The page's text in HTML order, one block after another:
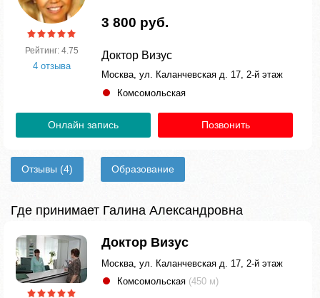
Рейтинг: 4.75
4 отзыва
3 800 руб.
Доктор Визус
Москва, ул. Каланчевская д. 17, 2-й этаж
Комсомольская
Онлайн запись Позвонить
Отзывы (4) Образование
Где принимает Галина Александровна
Доктор Визус
Москва, ул. Каланчевская д. 17, 2-й этаж
Комсомольская (450 м)